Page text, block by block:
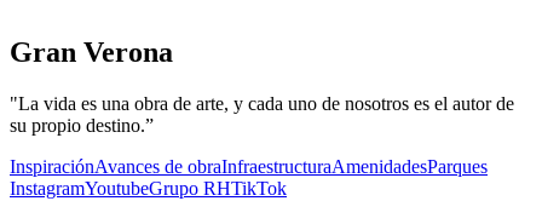
Gran Verona
"La vida es una obra de arte, y cada uno de nosotros es el autor de
su propio destino.”
InspiraciónAvances de obraInfraestructuraAmenidadesParques
InstagramYoutubeGrupo RHTikTok